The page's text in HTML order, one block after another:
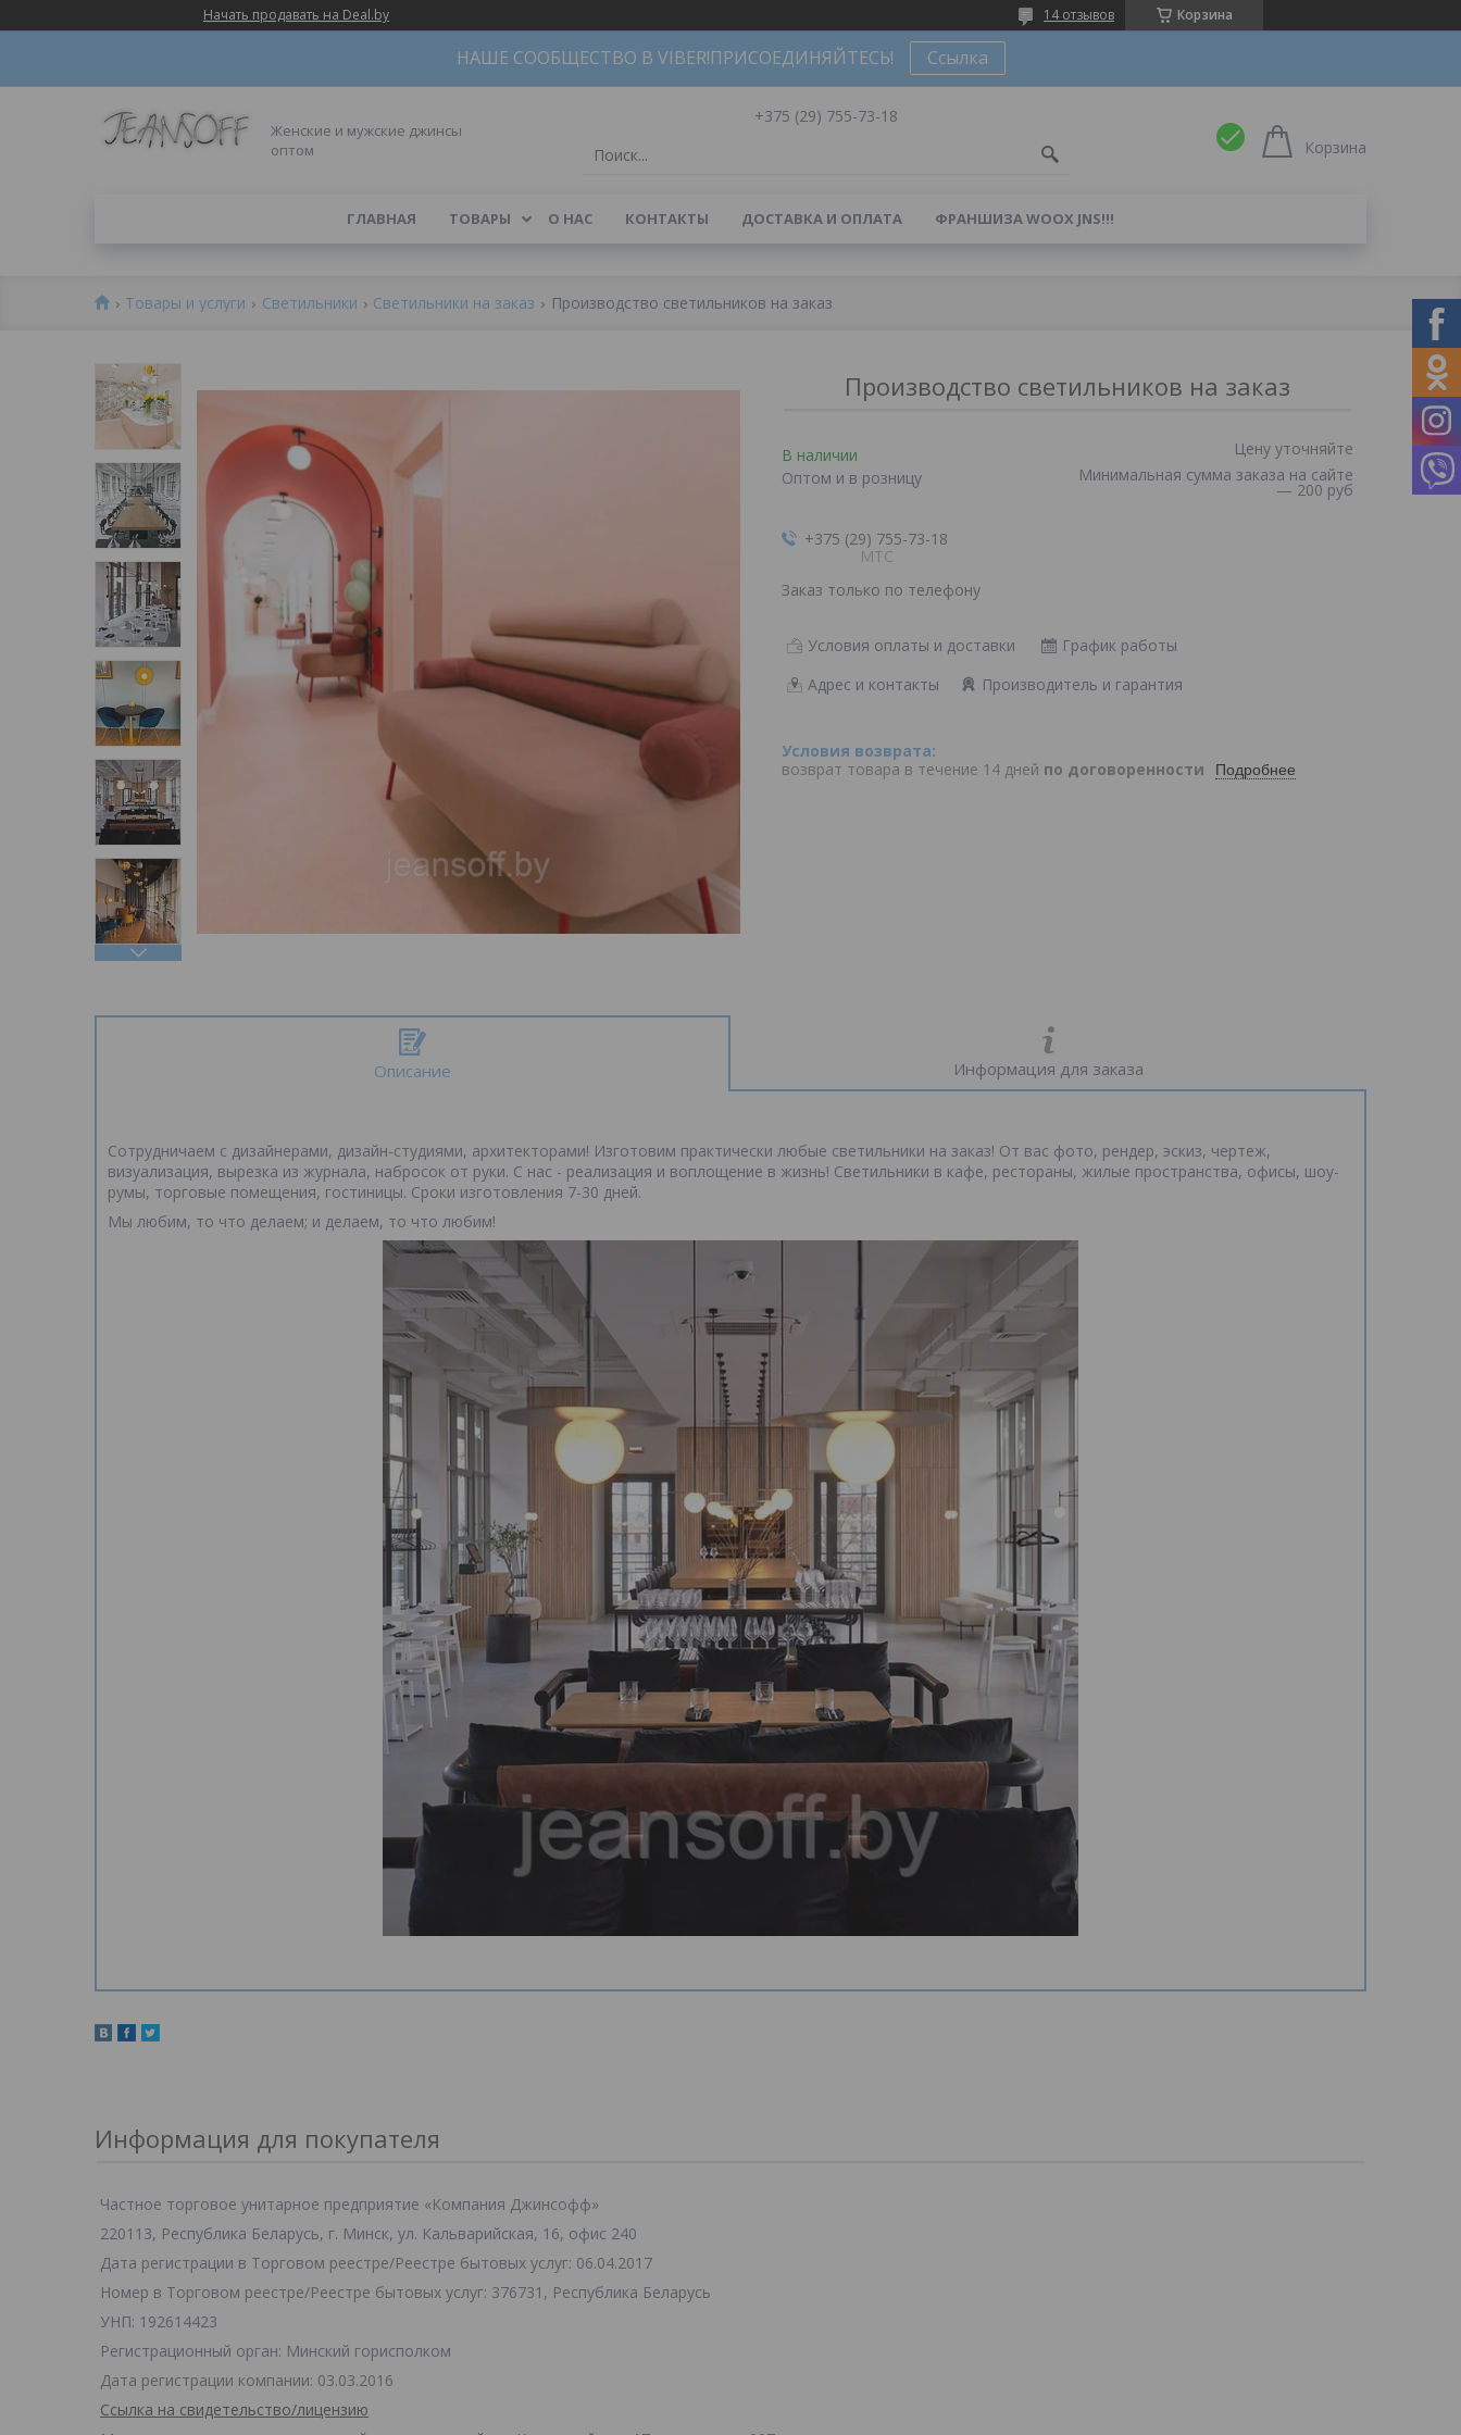
Начать продавать на Deal.by Корзина
14 отзывов
НАШЕ СООБЩЕСТВО В VIBER!ПРИСОЕДИНЯЙТЕСЬ! Ссылка
Женские и мужские джинсы
оптом
+375 (29) 755-73-18
Корзина
ГЛАВНАЯ ТОВАРЫ О НАС КОНТАКТЫ ДОСТАВКА И ОПЛАТА ФРАНШИЗА WOOX JNS!!!
Товары и услуги Светильники Светильники на заказ Производство светильников на заказ
Производство светильников на заказ
В наличии
Оптом и в розницу
Цену уточняйте
Минимальная сумма заказа на сайте
— 200 руб
+375 (29) 755-73-18
MTC
Заказ только по телефону
Условия оплаты и доставки
График работы
Адрес и контакты
Производитель и гарантия
возврат товара в течение 14 дней по договоренности Подробнее
Описание Информация для заказа
Сотрудничаем с дизайнерами, дизайн-студиями, архитекторами! Изготовим практически любые светильники на заказ! От вас фото, рендер, эскиз, чертеж,
визуализация, вырезка из журнала, набросок от руки. С нас - реализация и воплощение в жизнь! Светильники в кафе, рестораны, жилые пространства, офисы, шоу-
румы, торговые помещения, гостиницы. Сроки изготовления 7-30 дней.
Мы любим, то что делаем; и делаем, то что любим!
Информация для покупателя
Частное торговое унитарное предприятие «Компания Джинсофф»
220113, Республика Беларусь, г. Минск, ул. Кальварийская, 16, офис 240
Дата регистрации в Торговом реестре/Реестре бытовых услуг: 06.04.2017
Номер в Торговом реестре/Реестре бытовых услуг: 376731, Республика Беларусь
УНП: 192614423
Регистрационный орган: Минский горисполком
Дата регистрации компании: 03.03.2016
Ссылка на свидетельство/лицензию